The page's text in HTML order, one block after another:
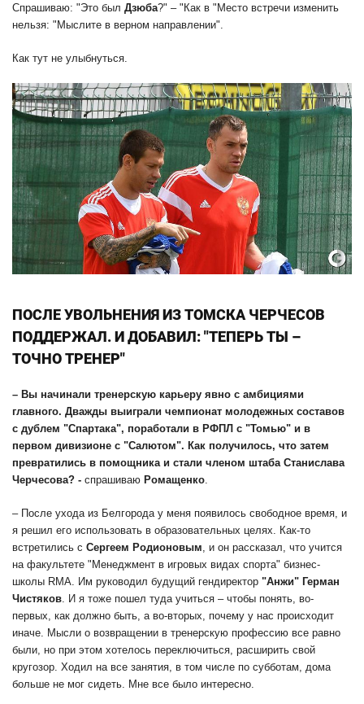
Спрашиваю: "Это был Дзюба?" – "Как в "Место встречи изменить
нельзя: "Мыслите в верном направлении".
Как тут не улыбнуться.
ПОСЛЕ УВОЛЬНЕНИЯ ИЗ ТОМСКА ЧЕРЧЕСОВ
ПОДДЕРЖАЛ. И ДОБАВИЛ: "ТЕПЕРЬ ТЫ –
ТОЧНО ТРЕНЕР"
– Вы начинали тренерскую карьеру явно с амбициями
главного. Дважды выиграли чемпионат молодежных составов
с дублем "Спартака", поработали в РФПЛ с "Томью" и в
первом дивизионе с "Салютом". Как получилось, что затем
превратились в помощника и стали членом штаба Станислава
Черчесова? - спрашиваю Ромащенко.
– После ухода из Белгорода у меня появилось свободное время, и
я решил его использовать в образовательных целях. Как-то
встретились с Сергеем Родионовым, и он рассказал, что учится
на факультете "Менеджмент в игровых видах спорта" бизнес-
школы RMA. Им руководил будущий гендиректор "Анжи" Герман
Чистяков. И я тоже пошел туда учиться – чтобы понять, во-
первых, как должно быть, а во-вторых, почему у нас происходит
иначе. Мысли о возвращении в тренерскую профессию все равно
были, но при этом хотелось переключиться, расширить свой
кругозор. Ходил на все занятия, в том числе по субботам, дома
больше не мог сидеть. Мне все было интересно.